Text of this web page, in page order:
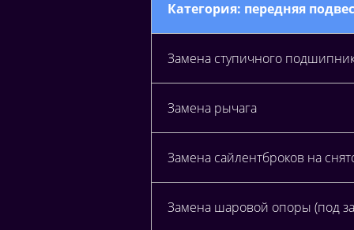
Категория: передняя
Замена ступичного
Замена рычага
Замена сайлентброков на
Замена шаровой опоры (под